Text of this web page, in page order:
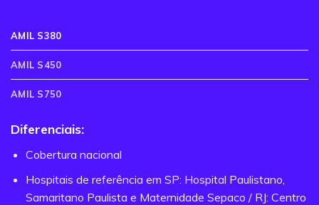
AMIL S380
AMIL S450
AMIL S750
Diferenciais:
Cobertura nacional
Hospitais de referência em SP: Hospital Paulistano,
Samaritano Paulista e Maternidade Sepaco / RJ: Centro